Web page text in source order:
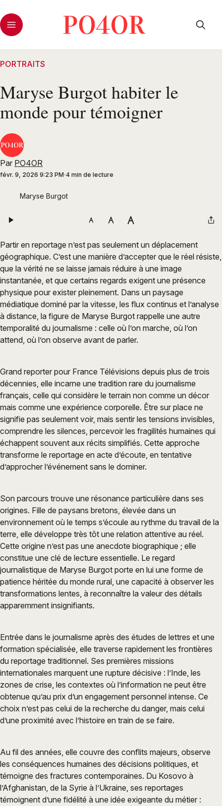
PORTRAITS
Maryse Burgot habiter le
monde pour témoigner
Par PO4OR
févr. 9, 2026 9:23 PM 4 min de lecture
Maryse Burgot
Partir en reportage n’est pas seulement un déplacement
géographique. C’est une manière d’accepter que le réel résiste,
que la vérité ne se laisse jamais réduire à une image
instantanée, et que certains regards exigent une présence
physique pour exister pleinement. Dans un paysage
médiatique dominé par la vitesse, les flux continus et l’analyse
à distance, la figure de Maryse Burgot rappelle une autre
temporalité du journalisme : celle où l’on marche, où l’on
attend, où l’on observe avant de parler.
Grand reporter pour France Télévisions depuis plus de trois
décennies, elle incarne une tradition rare du journalisme
français, celle qui considère le terrain non comme un décor
mais comme une expérience corporelle. Être sur place ne
signifie pas seulement voir, mais sentir les tensions invisibles,
comprendre les silences, percevoir les fragilités humaines qui
échappent souvent aux récits simplifiés. Cette approche
transforme le reportage en acte d’écoute, en tentative
d’approcher l’événement sans le dominer.
Son parcours trouve une résonance particulière dans ses
origines. Fille de paysans bretons, élevée dans un
environnement où le temps s’écoule au rythme du travail de la
terre, elle développe très tôt une relation attentive au réel.
Cette origine n’est pas une anecdote biographique ; elle
constitue une clé de lecture essentielle. Le regard
journalistique de Maryse Burgot porte en lui une forme de
patience héritée du monde rural, une capacité à observer les
transformations lentes, à reconnaître la valeur des détails
apparemment insignifiants.
Entrée dans le journalisme après des études de lettres et une
formation spécialisée, elle traverse rapidement les frontières
du reportage traditionnel. Ses premières missions
internationales marquent une rupture décisive : l’Inde, les
zones de crise, les contextes où l’information ne peut être
obtenue qu’au prix d’un engagement personnel intense. Ce
choix n’est pas celui de la recherche du danger, mais celui
d’une proximité avec l’histoire en train de se faire.
Au fil des années, elle couvre des conflits majeurs, observe
les conséquences humaines des décisions politiques, et
témoigne des fractures contemporaines. Du Kosovo à
l’Afghanistan, de la Syrie à l’Ukraine, ses reportages
témoignent d’une fidélité à une idée exigeante du métier :